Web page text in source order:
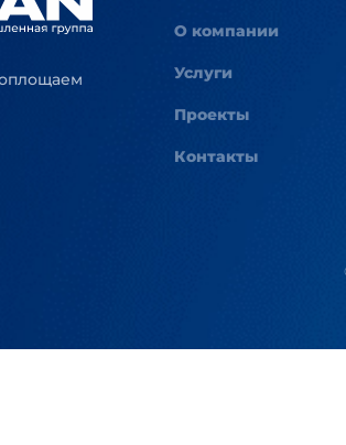
О компании
Услуги
Проекты
Контакты